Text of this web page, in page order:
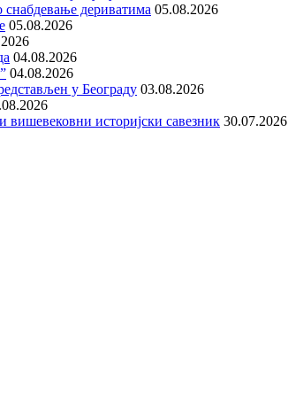
дериватима 05.08.2026
05.08.2026
04.08.2026
04.08.2026
у Београду 03.08.2026
вишевековни историјски савезник 30.07.2026